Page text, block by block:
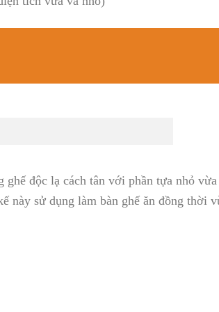
độc lạ cách tân với phần tựa nhỏ vừa
này sử dụng làm bàn ghế ăn đồng thời